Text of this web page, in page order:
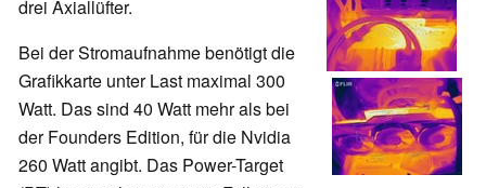
drei Axiallüfter.
Bei der Stromaufnahme benötigt die
Grafikkarte unter Last maximal 300
Watt. Das sind 40 Watt mehr als bei
der Founders Edition, für die Nvidia
260 Watt angibt. Das Power-Target